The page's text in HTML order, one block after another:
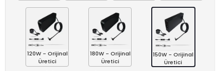
120W - Orijinal
Üretici
180W - Orijinal
Üretici
150W - Orijinal
Üretici